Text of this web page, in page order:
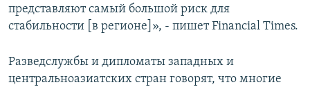
представляют самый большой риск для
стабильности [в регионе]», - пишет Financial Times.
Разведслужбы и дипломаты западных и
центральноазиатских стран говорят, что многие